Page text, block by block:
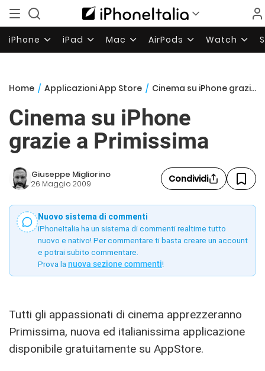
iPhone iPad Mac AirPods Watch
Home / Applicazioni App Store / Cinema su iPhone grazie a Primissima
Cinema su iPhone
grazie a Primissima
Giuseppe Migliorino
26 Maggio 2009 Condividi
Nuovo sistema di commenti
iPhoneItalia ha un sistema di commenti realtime tutto
nuovo e nativo! Per commentare ti basta creare un account
e potrai subito commentare.
Prova la nuova sezione commenti!
Tutti gli appassionati di cinema apprezzeranno
Primissima, nuova ed italianissima applicazione
disponibile gratuitamente su AppStore.